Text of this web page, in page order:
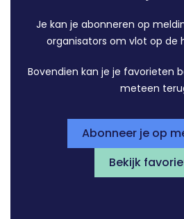
Je kan je abonneren op
organisators om vlot op de
Bovendien kan je je favorieten
meteen
Abonneer je op
Bekijk